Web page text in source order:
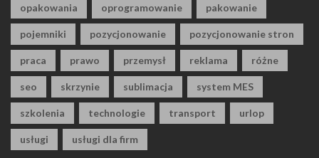
opakowania oprogramowanie pakowanie
pojemniki pozycjonowanie pozycjonowanie stron
praca prawo przemysł reklama różne
seo skrzynie sublimacja system MES
szkolenia technologie transport urlop
usługi usługi dla firm